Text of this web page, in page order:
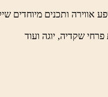
אווירה ותכנים מיוחדים
שקדיה, יוגה ועוד